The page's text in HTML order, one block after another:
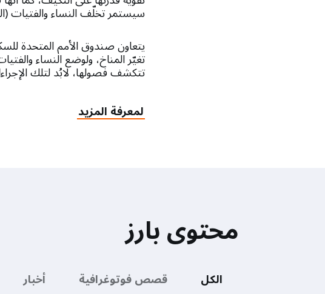
سيستمر تخلّف النساء والفتيات
يتعاون صندوق الأمم المتحدة
تغيّر المناخ، ولوضع النساء
تتكشف فصولها، لابُد لتلك
لمعرفة المزيد
محتوى بارز
الكل قصص فوتوغرافية أخبار